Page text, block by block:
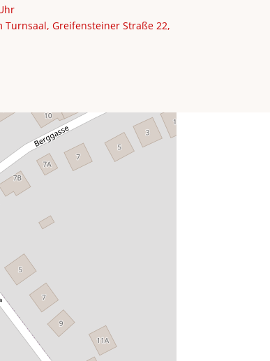
Greifensteiner Straße 22,